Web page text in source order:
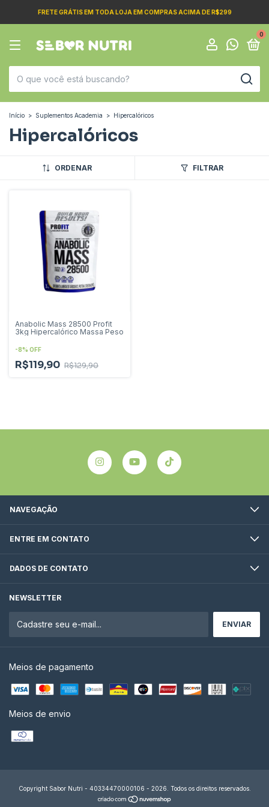
FRETE GRÁTIS EM TODA LOJA EM COMPRAS ACIMA DE R$299
0
Início > Suplementos Academia > Hipercalóricos
Hipercalóricos
ORDENAR FILTRAR
Anabolic Mass 28500 Profit
3kg Hipercalórico Massa Peso
-8% OFF
R$119,90 R$129,90
NAVEGAÇÃO
ENTRE EM CONTATO
DADOS DE CONTATO
NEWSLETTER
Meios de pagamento
Meios de envio
Copyright Sabor Nutri - 40334470000106 - 2026. Todos os direitos reservados.